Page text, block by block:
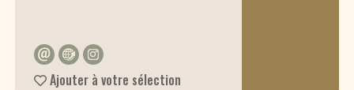
Ajouter à votre sélection